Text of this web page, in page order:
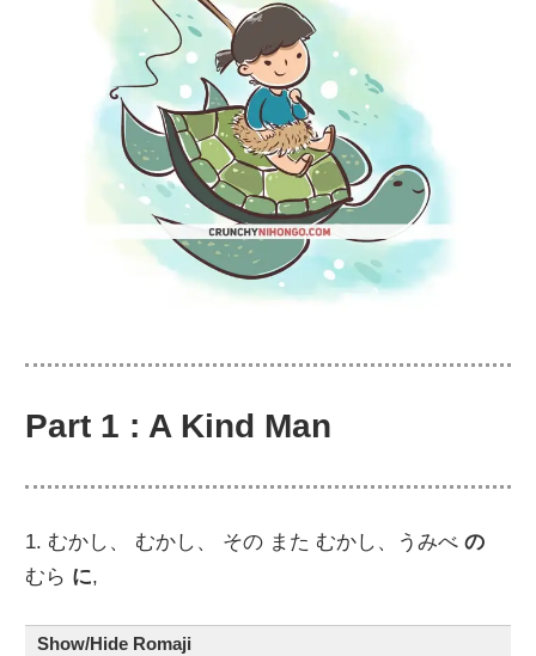
Part 1 : A Kind Man
1. むかし、 むかし、 その また むかし、うみべの
むら に,
Show/Hide Romaji